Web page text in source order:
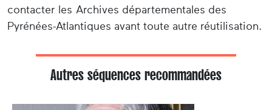
contacter les Archives départementales des
Pyrénées-Atlantiques avant toute autre réutilisation.
Autres séquences recommandées